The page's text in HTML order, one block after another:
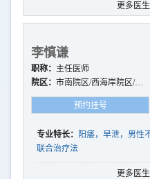
更多医
李慎谦
职称： 主任医师
院区：市南院区/西海岸院区/崂
山院区
预约挂号
专业特长：
阳痿，早泄，男性
联合治疗法
更多医